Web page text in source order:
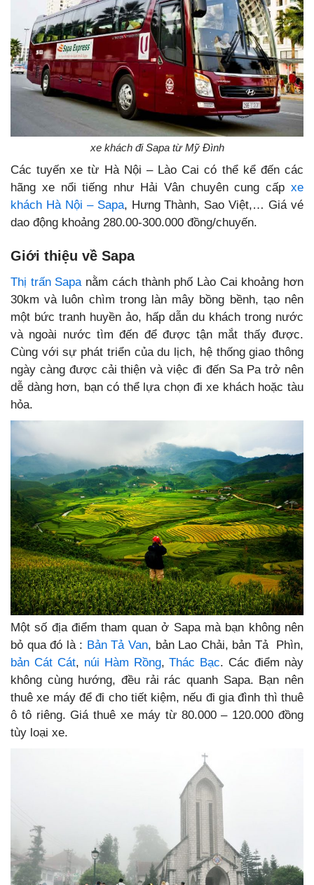
xe khách đi Sapa từ Mỹ Đình
Các tuyến xe từ Hà Nội – Lào Cai có thể kể đến các
hãng xe nổi tiếng như Hải Vân chuyên cung cấp xe
khách Hà Nội – Sapa, Hưng Thành, Sao Việt,… Giá vé
dao động khoảng 280.00-300.000 đồng/chuyến.
Giới thiệu về Sapa
Thị trấn Sapanằm cách thành phố Lào Cai khoảng hơn
30km và luôn chìm trong làn mây bồng bềnh, tạo nên
một bức tranh huyền ảo, hấp dẫn du khách trong nước
và ngoài nước tìm đến để được tận mắt thấy được.
Cùng với sự phát triển của du lịch, hệ thống giao thông
ngày càng được cải thiện và việc đi đến Sa Pa trở nên
dễ dàng hơn, bạn có thể lựa chọn đi xe khách hoặc tàu
hỏa.
Một số địa điểm tham quan ở Sapa mà bạn không nên
bỏ qua đó là : Bản Tả Van, bản Lao Chải, bản Tả Phìn,
bản Cát Cát, núi Hàm Rồng,Thác Bạc. Các điểm này
không cùng hướng, đều rải rác quanh Sapa. Bạn nên
thuê xe máy để đi cho tiết kiệm, nếu đi gia đình thì thuê
ô tô riêng. Giá thuê xe máy từ 80.000 – 120.000 đồng
tùy loại xe.